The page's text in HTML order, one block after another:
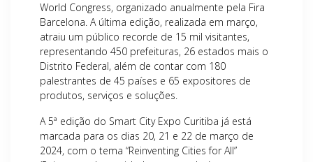
World Congress, organizado anualmente pela Fira
Barcelona. A última edição, realizada em março,
atraiu um público recorde de 15 mil visitantes,
representando 450 prefeituras, 26 estados mais o
Distrito Federal, além de contar com 180
palestrantes de 45 países e 65 expositores de
produtos, serviços e soluções.
A 5ª edição do Smart City Expo Curitiba já está
marcada para os dias 20, 21 e 22 de março de
2024, com o tema “Reinventing Cities for All”